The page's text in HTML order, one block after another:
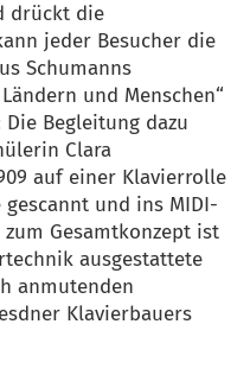
drückt die
jeder Besucher die
Schumanns
und Menschen“
Begleitung dazu
Clara
auf einer Klavierrolle
und ins MIDI-
Gesamtkonzept ist
ausgestattete
anmutenden
Klavierbauers